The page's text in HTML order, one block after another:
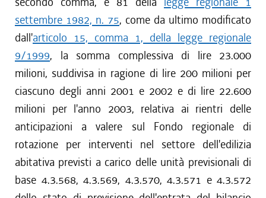
settembre 1982, n. 75, come da ultimo modificato
dall'articolo 15, comma 1, della legge regionale
9/1999, la somma complessiva di lire 23.000
milioni, suddivisa in ragione di lire 200 milioni per
ciascuno degli anni 2001 e 2002 e di lire 22.600
milioni per l'anno 2003, relativa ai rientri delle
anticipazioni a valere sul Fondo regionale di
rotazione per interventi nel settore dell'edilizia
abitativa previsti a carico delle unità previsionali di
base 4.3.568, 4.3.569, 4.3.570, 4.3.571 e 4.3.572